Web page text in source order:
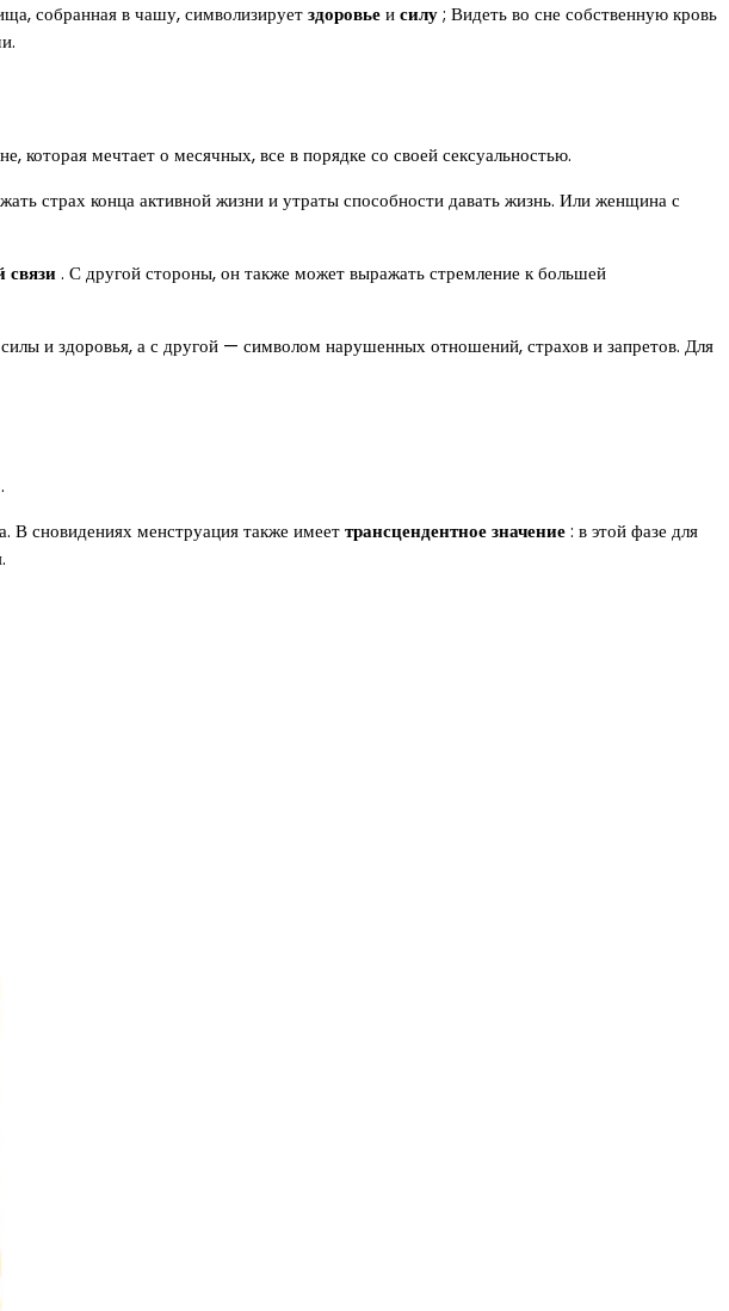
собранная в чашу, символизируетздоровьеисилу; Видеть во сне собственную кровь
которая мечтает о месячных, все в порядке со своей сексуальностью.
страх конца активной жизни и утраты способности давать жизнь. Или женщина с
связи. С другой стороны, он также может выражать стремление к большей
и здоровья, а с другой — символом нарушенных отношений, страхов и запретов. Для
.
В сновидениях менструация также имееттрансцендентное значение: в этой фазе для